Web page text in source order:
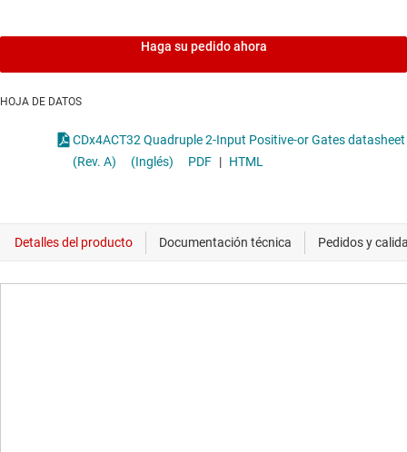
Haga su pedido ahora
HOJA DE DATOS
CDx4ACT32 Quadruple 2-Input Positive-or Gates datasheet
(Rev. A)
(Inglés) PDF | HTML